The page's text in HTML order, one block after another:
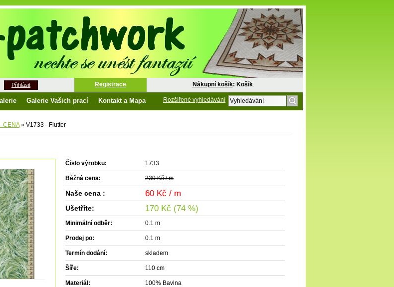
Přihlásit Registrace Nákupní košík: Košík
Galerie Vašich prací Kontakt a Mapa Rozšířené vyhledávání
CENA » V1733 - Flutter
Číslo výrobku: 1733
Běžná cena: 230 Kč / m
Naše cena : 60 Kč / m
Ušetříte: 170 Kč (74 %)
Minimální odběr: 0.1 m
Prodej po: 0.1 m
Termín dodání: skladem
Šíře: 110 cm
Materiál: 100% Bavlna